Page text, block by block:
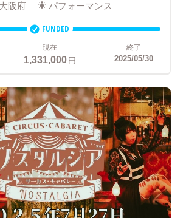
大阪府 パフォーマンス
FUNDED
現在
1,331,000円
終了
2025/05/30